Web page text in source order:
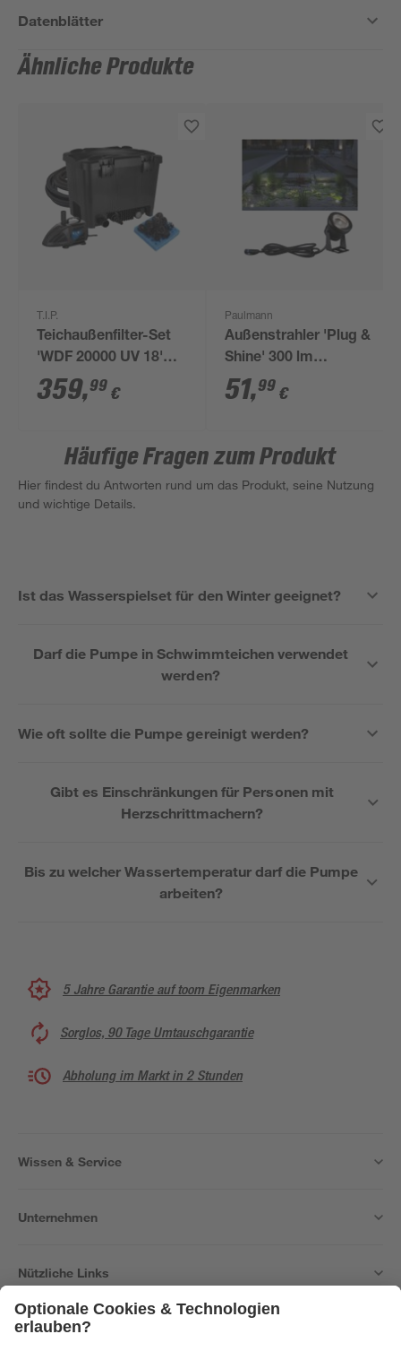
Datenblätter
Ähnliche Produkte
T.I.P.
Teichaußenfilter-Set
'WDF 20000 UV 18'
4000 l/h
359,99 €
Paulmann
Außenstrahler 'Plug &
Shine' 300 lm
warmweiß IP 68 Ø 7,2
x 11 cm
51,99 €
Häufige Fragen zum Produkt
Hier findest du Antworten rund um das Produkt, seine Nutzung
und wichtige Details.
Ist das Wasserspielset für den Winter geeignet?
Darf die Pumpe in Schwimmteichen verwendet
werden?
Wie oft sollte die Pumpe gereinigt werden?
Gibt es Einschränkungen für Personen mit
Herzschrittmachern?
Bis zu welcher Wassertemperatur darf die Pumpe
arbeiten?
5 Jahre Garantie auf toom Eigenmarken
Sorglos, 90 Tage Umtauschgarantie
Abholung im Markt in 2 Stunden
Wissen & Service
Unternehmen
Nützliche Links